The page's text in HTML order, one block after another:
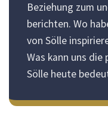
Beziehung zum
berichten. Wo
von Sölle
Was kann uns
Sölle heute